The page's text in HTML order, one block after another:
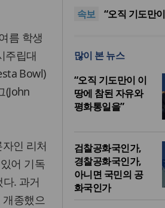
름 학생
주립대
Bowl)
(John
인 리처
어 기독
. 과거
개종했으
속보
가, 아니면 국
“오직 기도만
지진 피해지서
CMF선교원, 8
예배와 친교
많이 본 뉴스
“오직 기도만이 이
땅에 참된 자유와
평화통일을”
검찰공화국인가,
경찰공화국인가,
아니면 국민의 공
화국인가